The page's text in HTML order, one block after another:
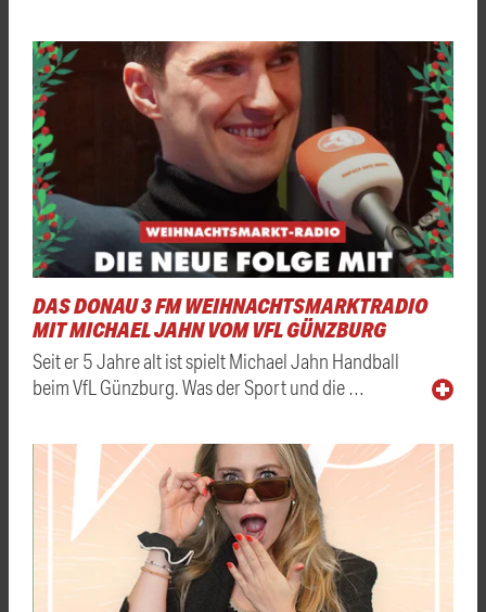
DAS DONAU 3 FM WEIHNACHTSMARKTRADIO
MIT MICHAEL JAHN VOM VFL GÜNZBURG
Seit er 5 Jahre alt ist spielt Michael Jahn Handball
beim VfL Günzburg. Was der Sport und die …